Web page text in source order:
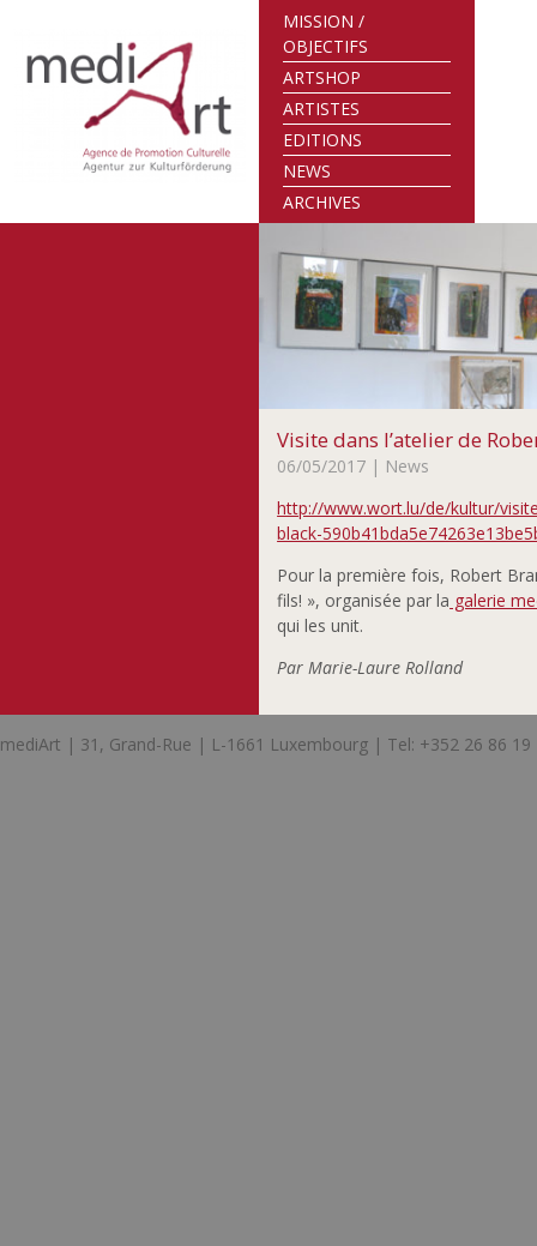
MISSION /
OBJECTIFS
ARTSHOP
ARTISTES
EDITIONS
NEWS
ARCHIVES
Visite dans l’atelier de
06/05/2017 | News
http://www.wort.lu/de/kultur/
black-
Pour la première fois, Robert
fils! », organisée par la galerie
qui les unit.
Par Marie-Laure Rolland
mediArt | 31, Grand-Rue | L-1661 Luxembourg | Tel: +352 26 86